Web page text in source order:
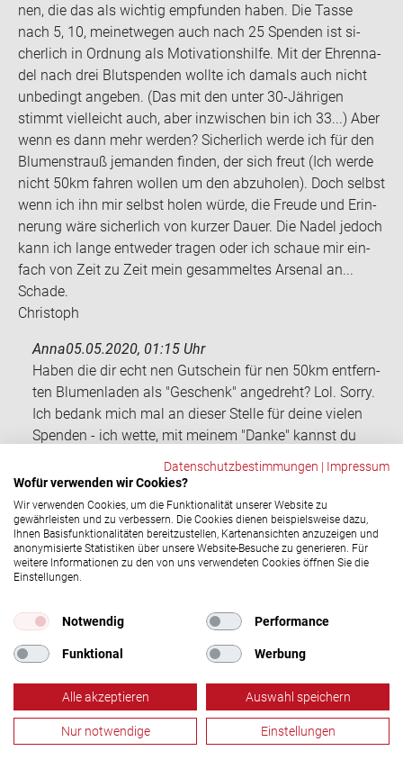
nen, die das als wich­tig emp­fun­den haben. Die Tasse
nach 5, 10, mei­net­we­gen auch nach 25 Spen­den ist si­
cher­lich in Ord­nung als Mo­ti­va­ti­ons­hil­fe. Mit der Eh­ren­na­
del nach drei Blut­spen­den woll­te ich da­mals auch nicht
un­be­dingt an­ge­ben. (Das mit den unter 30-​Jährigen
stimmt viel­leicht auch, aber in­zwi­schen bin ich 33...) Aber
wenn es dann mehr wer­den? Si­cher­lich werde ich für den
Blu­men­strauß je­man­den fin­den, der sich freut (Ich werde
nicht 50km fah­ren wol­len um den ab­zu­ho­len). Doch selbst
wenn ich ihn mir selbst holen würde, die Freu­de und Er­in­
ne­rung wäre si­cher­lich von kur­zer Dauer. Die Nadel je­doch
kann ich lange ent­we­der tra­gen oder ich schaue mir ein­
fach von Zeit zu Zeit mein ge­sam­mel­tes Ar­se­nal an...
Scha­de.
Chris­toph
Anna05.05.2020, 01:15 Uhr
Haben die dir echt nen Gut­schein für nen 50km ent­fern­
ten Blu­men­la­den als "Ge­schenk" an­ge­dreht? Lol. Sorry.
Ich be­dank mich mal an die­ser Stel­le für deine vie­len
Spen­den - ich wette, mit mei­nem "Danke" kannst du
Tanja15.05.2020, 11:14 Uhr
Hallo,
Ich habe sehr freund­lich meine erste Tasse er­hal­ten und
kann damit de­fi­ni­tiv mehr an­fan­gen als mit einer Eh­ren­na­
del.
mehr ge­freut!
Dana
06.08.2020, 07:30 Uhr
Hallo,
Scha­de dass das Sys­tem der Eh­rung von 1999 ge­än­dert
wurde. Bitte ver­steht mich nicht falsch, gro­ßes Lob an die
Künst­ler.
Datenschutzbestimmungen | Impressum
Wofür verwenden wir Cookies?
Wir verwenden Cookies, um die Funktionalität unserer Website zu
gewährleisten und zu verbessern. Die Cookies dienen beispielsweise dazu,
Ihnen Basisfunktionalitäten bereitzustellen, Kartenansichten anzuzeigen und
anonymisierte Statistiken über unsere Website-Besuche zu generieren. Für
weitere Informationen zu den von uns verwendeten Cookies öffnen Sie die
Einstellungen.
Notwendig Performance
Funktional Werbung
Alle akzeptieren Auswahl speichern
Nur notwendige Einstellungen